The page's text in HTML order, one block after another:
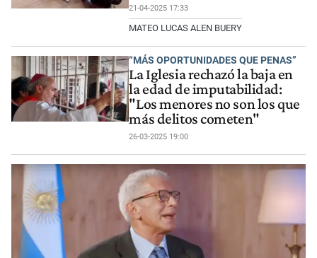
21-04-2025 17:33
MATEO LUCAS ALEN BUERY
“MÁS OPORTUNIDADES QUE PENAS”
La Iglesia rechazó la baja en
la edad de imputabilidad:
"Los menores no son los que
más delitos cometen"
26-03-2025 19:00